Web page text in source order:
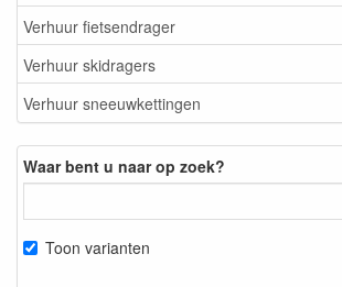
Verhuur fietsendrager
Verhuur skidragers
Verhuur sneeuwkettingen
Waar bent u naar op zoek?
Toon varianten